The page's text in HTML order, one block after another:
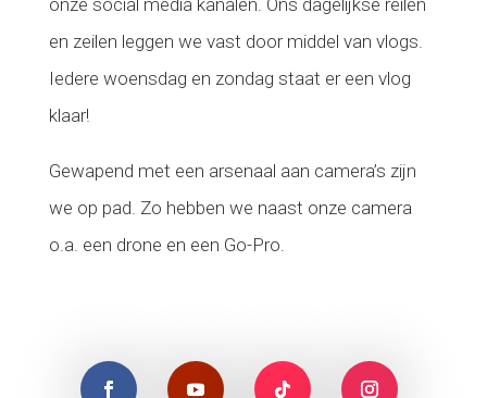
en zeilen leggen we vast door middel van vlogs.
Iedere woensdag en zondag staat er een vlog
klaar!
Gewapend met een arsenaal aan camera’s zijn
we op pad. Zo hebben we naast onze camera
o.a. een drone en een Go-Pro.